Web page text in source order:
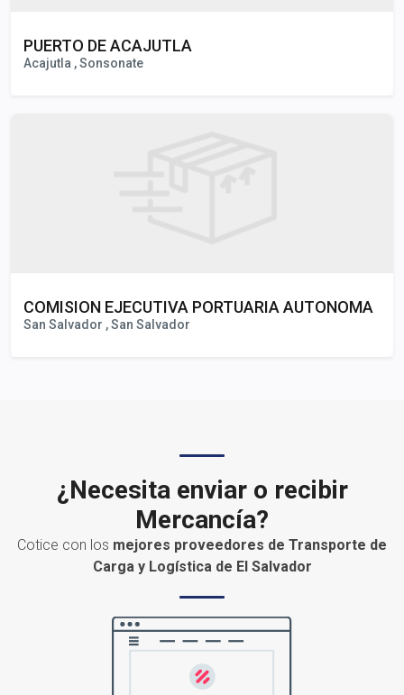
PUERTO DE ACAJUTLA
Acajutla , Sonsonate
COMISION EJECUTIVA PORTUARIA AUTONOMA
San Salvador , San Salvador
¿Necesita enviar o recibir
Mercancía?
Cotice con los mejores proveedores de Transporte de
Carga y Logística de El Salvador